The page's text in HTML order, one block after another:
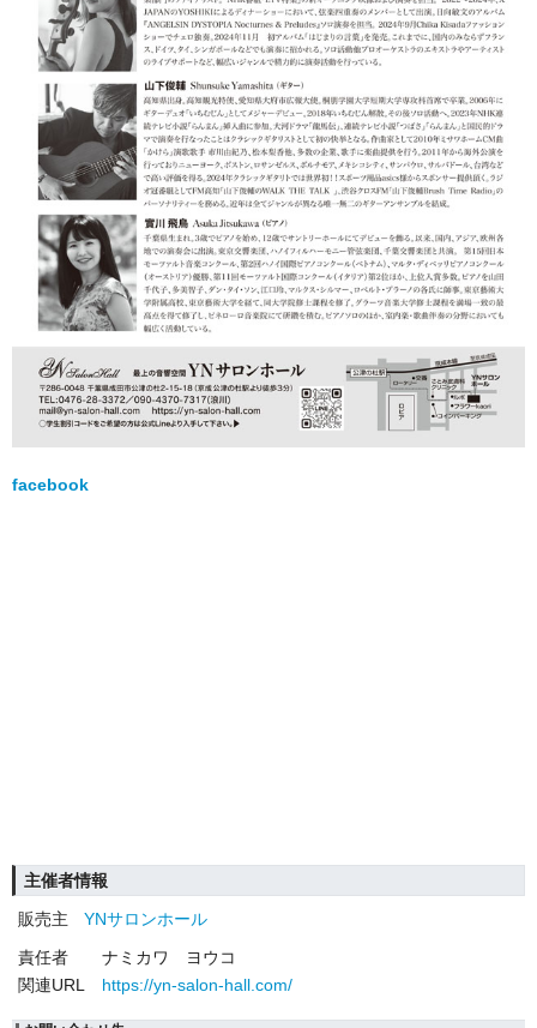
facebook
主催者情報
販売主
YNサロンホール
責任者
ナミカワ ヨウコ
関連URL
https://yn-salon-hall.com/